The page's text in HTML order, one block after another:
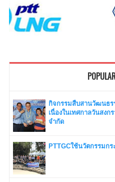
กิจกรรมสืบสานวัฒนธร
เนื่องในเทศกาลวันสงก
จำกัด
PTTGCใช้นวัตกรรมก